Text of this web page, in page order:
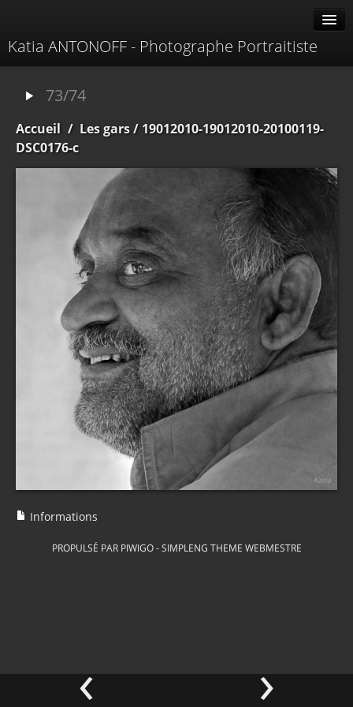
Katia ANTONOFF - Photographe Portraitiste
À propos
Contacter
73/74
Accueil / Les gars/ 19012010-19012010-20100119-
DSC0176-c
‹ ›
Informations
PROPULSÉ PAR PIWIGO-SIMPLENG THEME WEBMESTRE